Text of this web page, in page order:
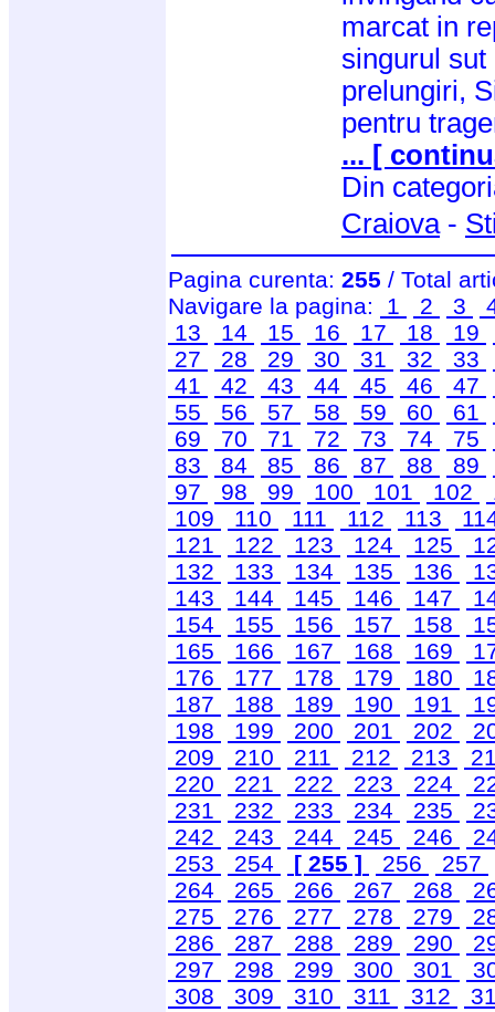
marcat in
singurul sut
prelungiri,
pentru
... [
Din
Craiova-
Pagina curenta: 255 / Total
Navigare la pagina:
1 2 3
13
14 15 16 17 18 19
27
28 29 30 31 32 33
41
42 43 44 45 46 47
55
56 57 58 59 60 61
69
70 71 72 73 74 75
83
84 85 86 87 88 89
97
98 99 100 101 102
109
110 111 112 113
121
122 123 124 125
132
133 134 135 136
143
144 145 146 147
154
155 156 157 158
165
166 167 168 169
176
177 178 179 180
187
188 189 190 191
198
199 200 201 202
209
210 211 212 213
220
221 222 223 224
231
232 233 234 235
242
243 244 245 246
253
254 [ 255 ] 256
257
264
265 266 267 268
275
276 277 278 279
286
287 288 289 290
297
298 299 300 301
308
309 310 311 312